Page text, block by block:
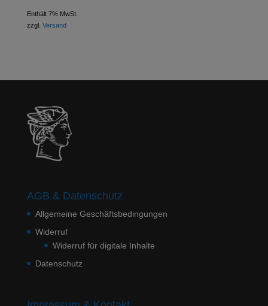
Enthält 7% MwSt.
zzgl. Versand
AGB & Datenschutz
Allgemeine Geschäftsbedingungen
Widerruf
Widerruf für digitale Inhalte
Datenschutz